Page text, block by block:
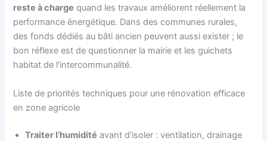
reste à charge quand les travaux améliorent réellement la
performance énergétique. Dans des communes rurales,
des fonds dédiés au bâti ancien peuvent aussi exister ; le
bon réflexe est de questionner la mairie et les guichets
habitat de l’intercommunalité.
Liste de priorités techniques pour une rénovation efficace
en zone agricole
Traiter l’humidité avant d’isoler : ventilation, drainage